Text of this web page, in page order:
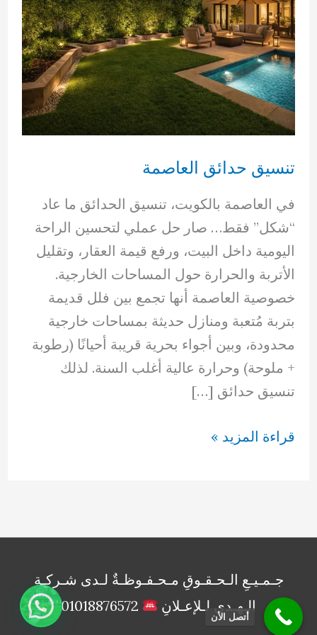
تنسيق حدائق العاصمة
في العاصمة بالكويت، تنسيق الحدائق ما عاد
“شكل” فقط… صار حل عملي لتحسين الراحة
اليومية داخل البيت، ورفع قيمة العقار، وتقليل
الأتربة والحرارة حول المساحات الخارجية.
خصوصية العاصمة أنها تجمع بين فلل قديمة
بتربة مُتعبة ومنازل حديثة بمساحات خارجية
محدودة، وبين أجواء بحرية قريبة أحيانًا (رطوبة
+ ملوحة) وحرارة عالية أغلب السنة. لذلك
تنسيق حدائق […]
تنسيق
قراءة المزيد »
جـمـيـعِ الـحـقـوقِ مـحـفـوظـةٌ لـدى شـركـةِ
الـهـدى لـلإعـلانِ
أتصل الأن